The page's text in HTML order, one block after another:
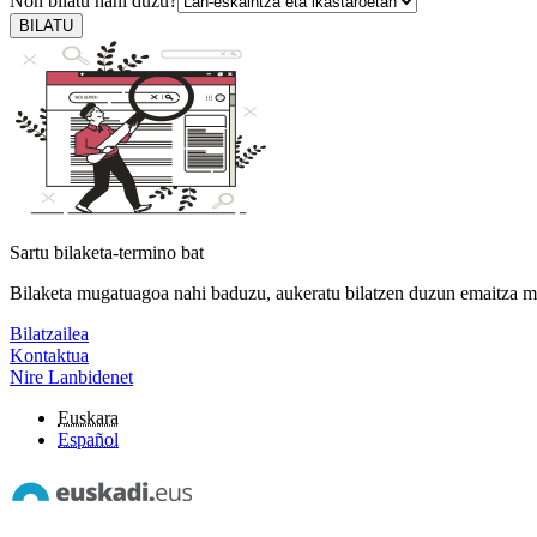
BILATU
Sartu bilaketa-termino bat
Bilaketa mugatuagoa nahi baduzu, aukeratu bilatzen duzun emaitza
Bilatzailea
Kontaktua
Nire Lanbidenet
Euskara
Español